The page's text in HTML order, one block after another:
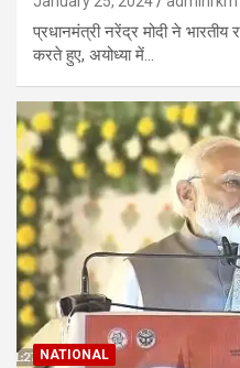
प्रधानमंत्री नरेंद्र मोदी ने
करते हुए, अयोध्या में…
NATIONAL